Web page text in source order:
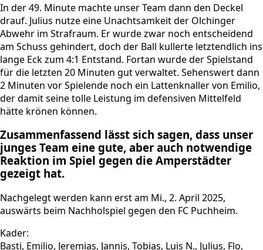
In der 49. Minute machte unser Team dann den Deckel
drauf. Julius nutze eine Unachtsamkeit der Olchinger
Abwehr im Strafraum. Er wurde zwar noch entscheidend
am Schuss gehindert, doch der Ball kullerte letztendlich ins
lange Eck zum 4:1 Entstand. Fortan wurde der Spielstand
für die letzten 20 Minuten gut verwaltet. Sehenswert dann
2 Minuten vor Spielende noch ein Lattenknaller von Emilio,
der damit seine tolle Leistung im defensiven Mittelfeld
hätte krönen können.
Zusammenfassend lässt sich sagen, dass unser
junges Team eine gute, aber auch notwendige
Reaktion im Spiel gegen die Amperstädter
gezeigt hat.
Nachgelegt werden kann erst am Mi., 2. April 2025,
auswärts beim Nachholspiel gegen den FC Puchheim.
Kader:
Basti, Emilio, Jeremias, Jannis, Tobias, Luis N., Julius, Flo,